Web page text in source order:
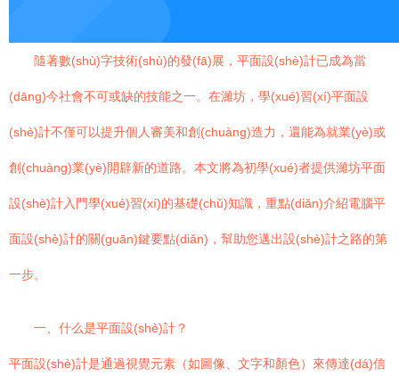
隨著數(shù)字技術(shù)的發(fā)展，平面設(shè)計已成為當
(dāng)今社會不可或缺的技能之一。在濰坊，學(xué)習(xí)平面設
(shè)計不僅可以提升個人審美和創(chuàng)造力，還能為就業(yè)或
創(chuàng)業(yè)開辟新的道路。本文將為初學(xué)者提供濰坊平面
設(shè)計入門學(xué)習(xí)的基礎(chǔ)知識，重點(diǎn)介紹電腦平
面設(shè)計的關(guān)鍵要點(diǎn)，幫助您邁出設(shè)計之路的第
一步。
一、什么是平面設(shè)計？
平面設(shè)計是通過視覺元素（如圖像、文字和顏色）來傳達(dá)信